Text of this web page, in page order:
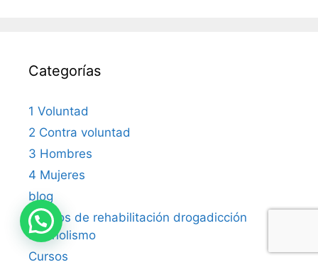
Categorías
1 Voluntad
2 Contra voluntad
3 Hombres
4 Mujeres
blog
centros de rehabilitación drogadicción
alcoholismo
Cursos
Necesitas ayuda?